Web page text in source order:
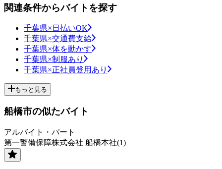
関連条件からバイトを探す
千葉県×日払いOK
千葉県×交通費支給
千葉県×体を動かす
千葉県×制服あり
千葉県×正社員登用あり
もっと見る
船橋市の似たバイト
アルバイト・パート
第一警備保障株式会社 船橋本社(1)